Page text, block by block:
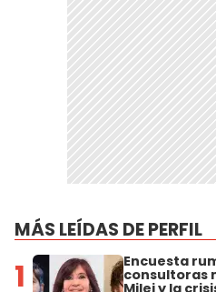
MÁS LEÍDAS DE PERFIL
1 Encuesta
consultoras